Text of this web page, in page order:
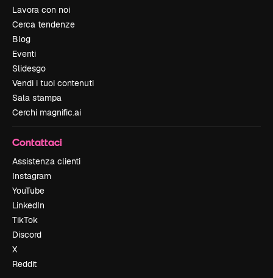
Lavora con noi
Cerca tendenze
Blog
Eventi
Slidesgo
Vendi i tuoi contenuti
Sala stampa
Cerchi magnific.ai
Contattaci
Assistenza clienti
Instagram
YouTube
LinkedIn
TikTok
Discord
X
Reddit